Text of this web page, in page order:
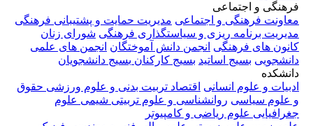
فرهنگی و اجتماعی
معاونت فرهنگی و اجتماعی مدیریت حمایت و پشتیبانی فرهنگی
مدیریت برنامه ریزی و سیاستگذاری فرهنگی شورای زنان
کانون های فرهنگی انجمن دانش آموختگان انجمن های علمی
دانشجویی بسیج اساتید بسیج کارکنان بسیج دانشجویان
دانشکده
ادبیات و علوم انسانی اقتصاد تربیت بدنی و علوم ورزشی حقوق
و علوم سیاسی روانشناسی و علوم تربیتی شیمی علوم
جغرافیایی علوم ریاضی و کامپیوتر